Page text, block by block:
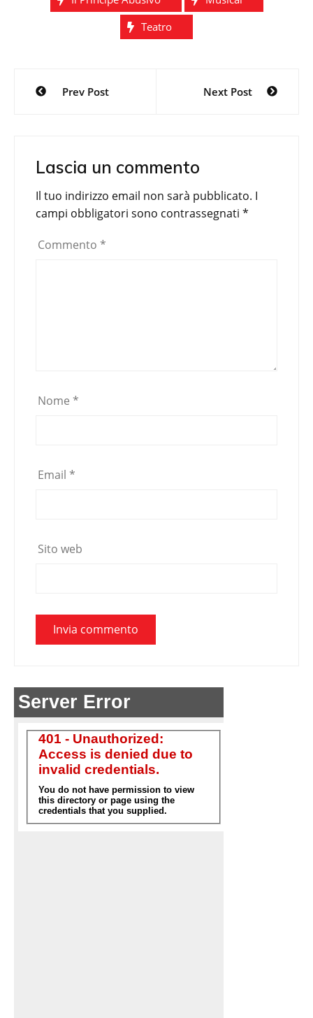
Teatro
Navigazione
articoliPrev Post Next Post
Lascia un commento
Il tuo indirizzo email non sarà pubblicato. I
campi obbligatori sono contrassegnati *
Commento *
Nome *
Email *
Sito web